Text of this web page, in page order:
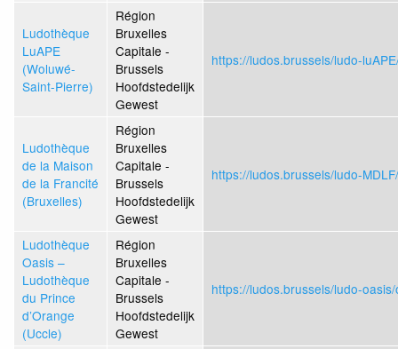
Ludothèque
LuAPE
(Woluwé-
Saint-Pierre)
Région
Bruxelles
Capitale -
Brussels
Hoofdstedelijk
Gewest
https://ludos.brussels/ludo-
Ludothèque
de la Maison
de la Francité
(Bruxelles)
Région
Bruxelles
Capitale -
Brussels
Hoofdstedelijk
Gewest
https://ludos.brussels/ludo-
Ludothèque
Oasis –
Ludothèque
du Prince
d’Orange
(Uccle)
Région
Bruxelles
Capitale -
Brussels
Hoofdstedelijk
Gewest
https://ludos.brussels/ludo-